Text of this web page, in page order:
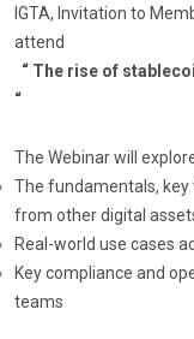
IGTA, Invitation to
attend
“ The rise of
“
The Webinar will
The fundamentals,
from other digital
Real-world use cases
Key compliance and
teams